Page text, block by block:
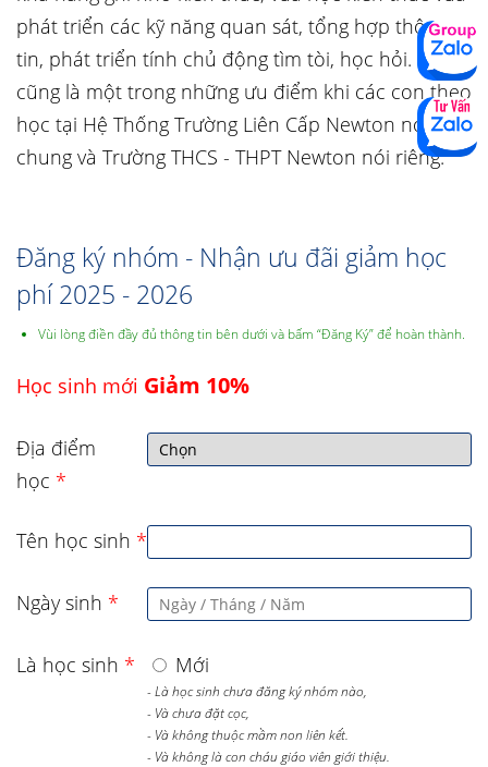
phát triển các kỹ năng quan sát, tổng hợp thông
tin, phát triển tính chủ động tìm tòi, học hỏi. Đó
cũng là một trong những ưu điểm khi các con theo
học tại Hệ Thống Trường Liên Cấp Newton nói
chung và Trường THCS - THPT Newton nói riêng.
Đăng ký nhóm - Nhận ưu đãi giảm học
phí 2025 - 2026
Vùi lòng điền đầy đủ thông tin bên dưới và bấm “Đăng Ký” để hoàn thành.
Học sinh mới Giảm 10%
Địa điểm
học *
Tên học sinh *
Ngày sinh *
Là học sinh * Mới
- Là học sinh chưa đăng ký nhóm nào,
- Và chưa đặt cọc,
- Và không thuộc mầm non liên kết.
- Và không là con cháu giáo viên giới thiệu.